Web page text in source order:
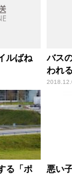
ルばね
バス
われ
る「ポ
悪い